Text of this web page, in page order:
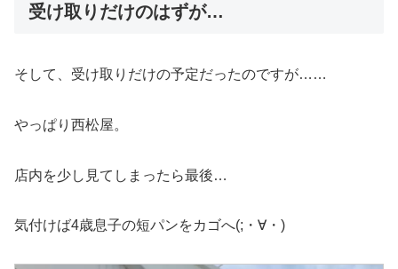
受け取りだけのはずが…
そして、受け取りだけの予定だったのですが……
やっぱり西松屋。
店内を少し見てしまったら最後…
気付けば4歳息子の短パンをカゴへ(;・∀・)